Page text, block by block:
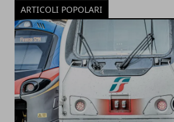
ARTICOLI POPOLARI